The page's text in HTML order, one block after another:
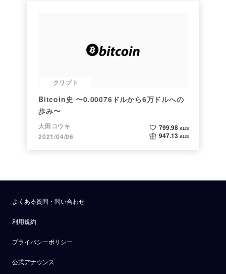
クリプト
Bitcoin史 〜0.00076ドルから6万ドルへの
歩み〜
大田コウキ
2021/04/06
799.98 ALIS
947.13 ALIS
よくある質問・問い合わせ
利用規約
プライバシーポリシー
公式アナウンス